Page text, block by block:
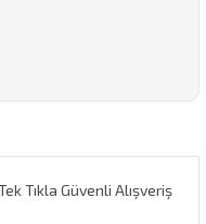
Tıkla Güvenli Alışveriş